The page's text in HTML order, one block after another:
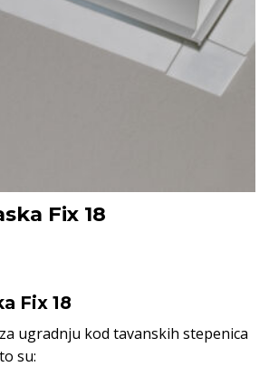
Fix 18
Fix 18
ugradnju kod tavanskih stepenica
su: